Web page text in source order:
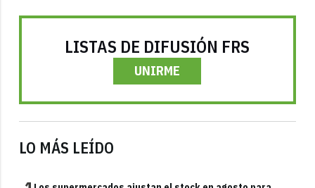
LISTAS DE DIFUSIÓN FRS
UNIRME
LO MÁS LEÍDO